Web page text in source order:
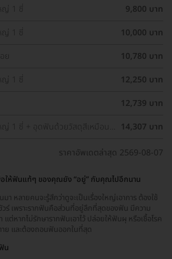
1 ซี่
9,800 บาท
1 ซี่
10,000 บาท
10,780 บาท
1 ซี่
12,250 บาท
12,739 บาท
ญ่ 1 ซี่ + อุดฟันด้วยวัสดุสีเหมือน
14,307 บาท
ราคาอัพเดตล่าสุด 2569-08-07
ให้ฟันแท้ๆ ของคุณยัง “อยู่” กับคุณไปอีกนาน
มา หลายคนจะรู้สึกว่าดูจะเป็นเรื่องใหญ่เอาการ ต้องใช้
วร์ เพราะรากฟันคือส่วนที่อยู่ลึกที่สุดของฟัน มีความ
แต่หากไม่รักษารากฟันเอาไว้ ปล่อยให้ฟันผุ หรือเชื้อโรค
าย และต้องถอนฟันออกในที่สุด
น